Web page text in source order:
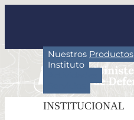
Nuestros Productos
Instituto
INSTITUCIONAL